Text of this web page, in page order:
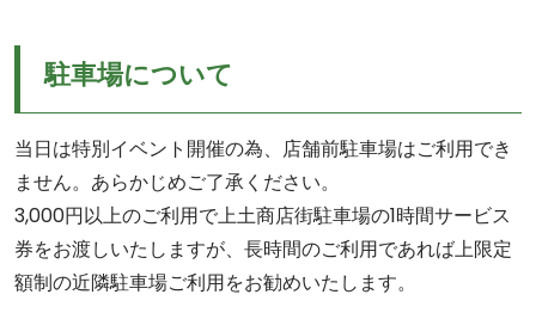
駐車場について
当日は特別イベント開催の為、店舗前駐車場はご利用でき
ません。あらかじめご了承ください。
3,000円以上のご利用で上土商店街駐車場の1時間サービス
券をお渡しいたしますが、長時間のご利用であれば上限定
額制の近隣駐車場ご利用をお勧めいたします。